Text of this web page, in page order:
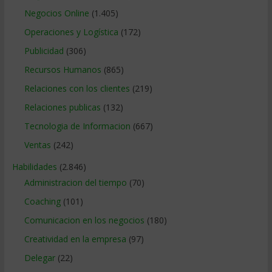
Negocios Online (1.405)
Operaciones y Logística (172)
Publicidad (306)
Recursos Humanos (865)
Relaciones con los clientes (219)
Relaciones publicas (132)
Tecnologia de Informacion (667)
Ventas (242)
Habilidades (2.846)
Administracion del tiempo (70)
Coaching(101)
Comunicacion en los negocios (180)
Creatividad en la empresa (97)
Delegar(22)